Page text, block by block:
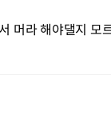
머라 해야댈지 모